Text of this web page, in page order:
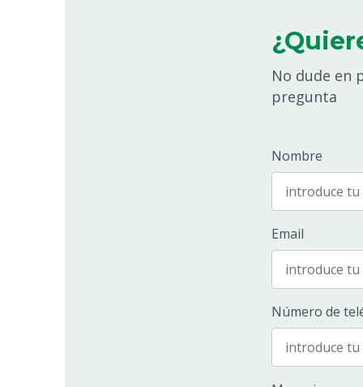
No dude en
pregunta
Nombre
Email
Número de